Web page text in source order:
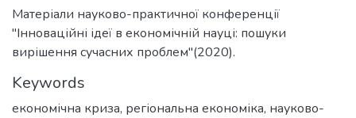
Матеріали науково-практичної конференції
"Інноваційні ідеї в економічній науці: пошуки
вирішення сучасних проблем"(2020).
Keywords
економічна криза, регіональна економіка, науково-